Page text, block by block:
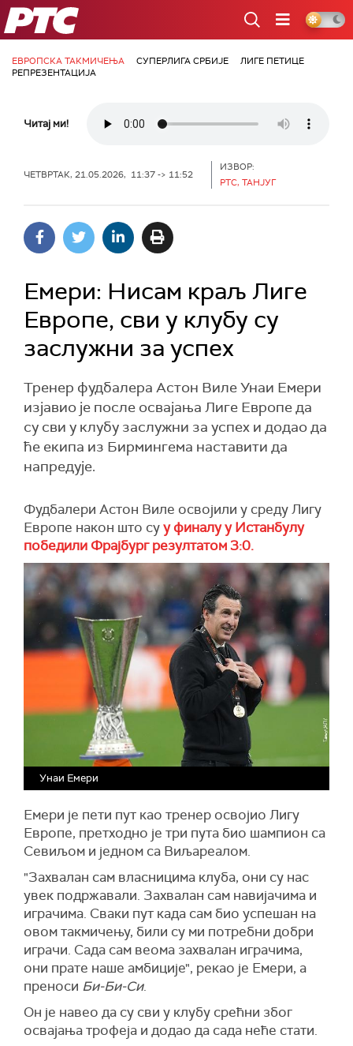
РТС
ЕВРОПСКА ТАКМИЧЕЊА СУПЕРЛИГА СРБИЈЕ
ЛИГЕ ПЕТИЦЕ
РЕПРЕЗЕНТАЦИЈА
Читај ми!
ЧЕТВРТАК, 21.05.2026, 11:37 -> 11:52
ИЗВОР:
РТС, ТАНЈУГ
Емери: Нисам краљ Лиге
Европе, сви у клубу су
заслужни за успех
Тренер фудбалера Астон Виле Унаи Емери
изјавио је после освајања Лиге Европе да
су сви у клубу заслужни за успех и додао да
ће екипа из Бирмингема наставити да
напредује.
Фудбалери Астон Виле освојили у среду Лигу
Европе након што суу финалу у Истанбулу
победили Фрајбург резултатом 3:0.
Унаи Емери
Емери је пети пут као тренер освојио Лигу
Европе, претходно је три пута био шампион са
Севиљом и једном са Виљареалом.
"Захвалан сам власницима клуба, они су нас
увек подржавали. Захвалан сам навијачима и
играчима. Сваки пут када сам био успешан на
овом такмичењу, били су ми потребни добри
играчи. Сада сам веома захвалан играчима,
они прате наше амбиције", рекао је Емери, а
преноси Би-Би-Си.
Он је навео да су сви у клубу срећни због
освајања трофеја и додао да сада неће стати.